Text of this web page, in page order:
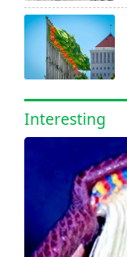
Interesting